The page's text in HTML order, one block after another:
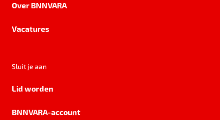
Over BNNVARA
Vacatures
Sluit je aan
Lid worden
BNNVARA-account